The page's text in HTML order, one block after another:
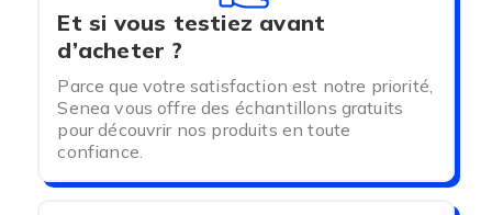
Et si vous testiez avant
d’acheter ?
Parce que votre satisfaction est notre priorité,
Senea vous offre des échantillons gratuits
pour découvrir nos produits en toute
confiance.